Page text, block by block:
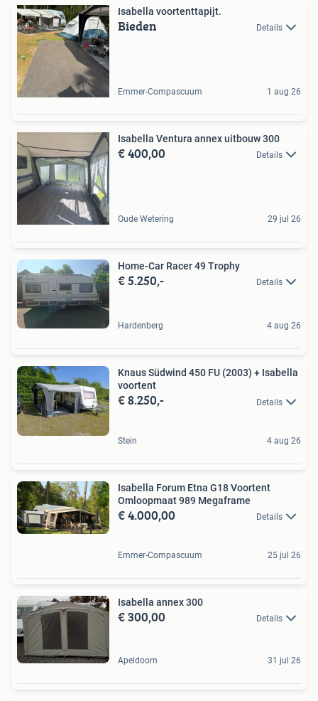
Isabella voortenttapijt.
Bieden Details
Emmer-Compascuum 1 aug 26
Isabella Ventura annex uitbouw 300
€ 400,00 Details
Oude Wetering 29 jul 26
Home-Car Racer 49 Trophy
€ 5.250,- Details
Hardenberg 4 aug 26
Knaus Südwind 450 FU (2003) + Isabella
voortent
€ 8.250,- Details
Stein 4 aug 26
Isabella Forum Etna G18 Voortent
Omloopmaat 989 Megaframe
€ 4.000,00 Details
Emmer-Compascuum 25 jul 26
Isabella annex 300
€ 300,00 Details
Apeldoorn 31 jul 26